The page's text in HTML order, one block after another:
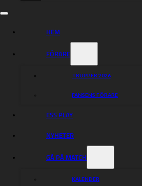
HEM
FÖRARE
TRUPPER 2026
FANSENS FÖRARE
ESS PLAY
NYHETER
GÅ PÅ MATCH
KALENDER